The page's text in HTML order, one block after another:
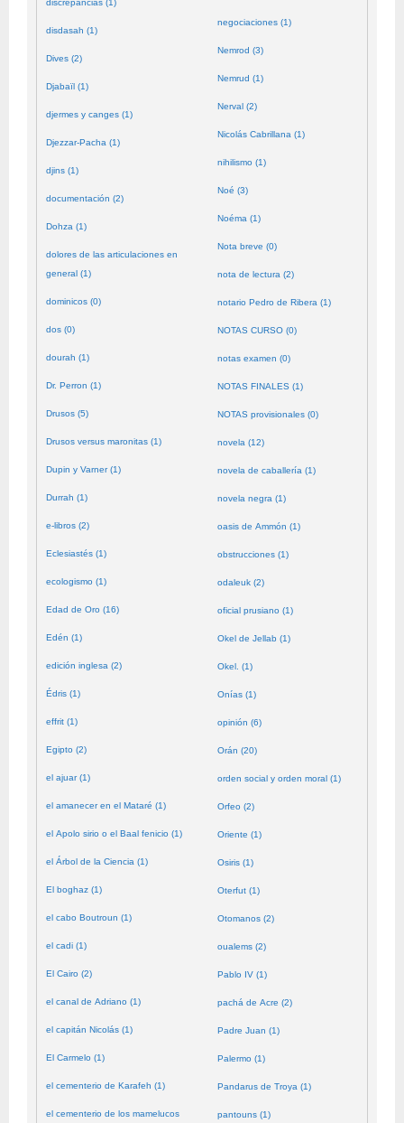
discrepancias (1)
disdasah (1)
Dives (2)
Djabaïl (1)
djermes y canges (1)
Djezzar-Pacha (1)
djins (1)
documentación (2)
Dohza (1)
dolores de las articulaciones en
general (1)
dominicos (0)
dos (0)
dourah (1)
Dr. Perron (1)
Drusos (5)
Drusos versus maronitas (1)
Dupin y Varner (1)
Durrah (1)
e-libros (2)
Eclesiastés (1)
ecologismo (1)
Edad de Oro (16)
Edén (1)
edición inglesa (2)
Édris (1)
effrit (1)
Egipto (2)
el ajuar (1)
el amanecer en el Mataré (1)
el Apolo sirio o el Baal fenicio (1)
el Árbol de la Ciencia (1)
El boghaz (1)
el cabo Boutroun (1)
el cadi (1)
El Cairo (2)
el canal de Adriano (1)
el capitán Nicolás (1)
El Carmelo (1)
el cementerio de Karafeh (1)
el cementerio de los mamelucos
negociaciones (1)
Nemrod (3)
Nemrud (1)
Nerval (2)
Nicolás Cabrillana (1)
nihilismo (1)
Noé (3)
Noéma (1)
Nota breve (0)
nota de lectura (2)
notario Pedro de Ribera (1)
NOTAS CURSO (0)
notas examen (0)
NOTAS FINALES (1)
NOTAS provisionales (0)
novela (12)
novela de caballería (1)
novela negra (1)
oasis de Ammón (1)
obstrucciones (1)
odaleuk (2)
oficial prusiano (1)
Okel de Jellab (1)
Okel. (1)
Onías (1)
opinión (6)
Orán (20)
orden social y orden moral (1)
Orfeo (2)
Oriente (1)
Osiris (1)
Oterfut (1)
Otomanos (2)
oualems (2)
Pablo IV (1)
pachá de Acre (2)
Padre Juan (1)
Palermo (1)
Pandarus de Troya (1)
pantouns (1)